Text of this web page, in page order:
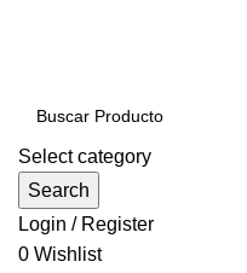
Select category
Search
Login / Register
0 Wishlist